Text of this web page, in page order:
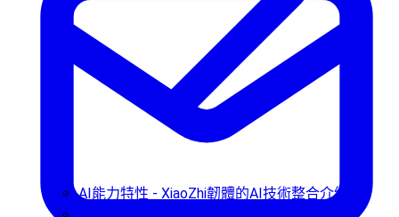
AI能力特性 - XiaoZhi韌體的AI技術整合介紹